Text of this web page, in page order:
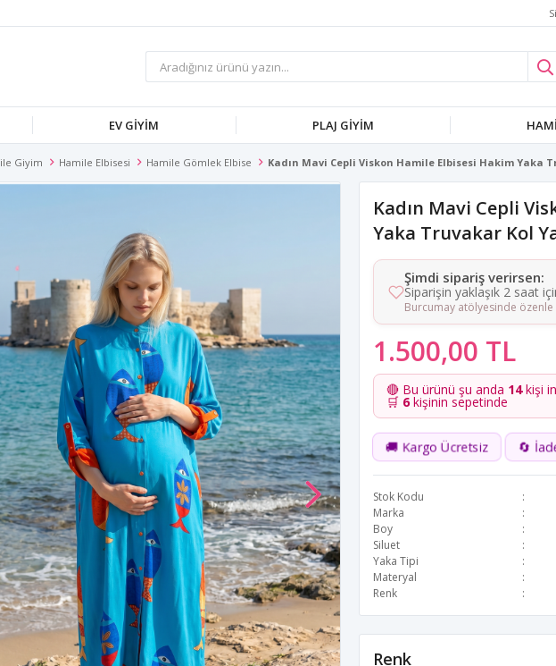
EV GIYIM PLAJ GIYIM
Giyim Hamile Elbisesi Hamile Gömlek Elbise Kadın Mavi Cepli Viskon Hamile Elbisesi Hakim Yaka
Kadın Mavi Cepli
Yaka Truvakar Kol
Şimdi sipariş verirsen:
Siparişin yaklaşık 2 saat
Burcumay atölyesinde özenle
1.500,00 TL
🔴 Bu ürünü şu anda 14kişi
🛒 6kişinin sepetinde
🚚 Kargo Ücretsiz 🔄
Stok Kodu
Marka
Boy
Siluet
Yaka Tipi
Materyal
Renk
Renk